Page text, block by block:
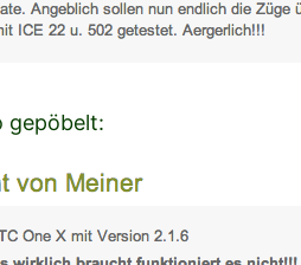
gepöbelt: